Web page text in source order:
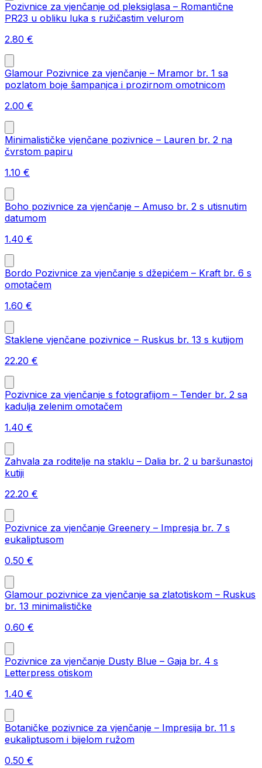
Pozivnice za vjenčanje od pleksiglasa – Romantične
PR23 u obliku luka s ružičastim velurom
2.80 €
Glamour Pozivnice za vjenčanje – Mramor br. 1 sa
pozlatom boje šampanjca i prozirnom omotnicom
2.00 €
Minimalističke vjenčane pozivnice – Lauren br. 2 na
čvrstom papiru
1.10 €
Boho pozivnice za vjenčanje – Amuso br. 2 s utisnutim
datumom
1.40 €
Bordo Pozivnice za vjenčanje s džepićem – Kraft br. 6 s
omotačem
1.60 €
Staklene vjenčane pozivnice – Ruskus br. 13 s kutijom
22.20 €
Pozivnice za vjenčanje s fotografijom – Tender br. 2 sa
kadulja zelenim omotačem
1.40 €
Zahvala za roditelje na staklu – Dalia br. 2 u baršunastoj
kutiji
22.20 €
Pozivnice za vjenčanje Greenery – Impresja br. 7 s
eukaliptusom
0.50 €
Glamour pozivnice za vjenčanje sa zlatotiskom – Ruskus
br. 13 minimalističke
0.60 €
Pozivnice za vjenčanje Dusty Blue – Gaja br. 4 s
Letterpress otiskom
1.40 €
Botaničke pozivnice za vjenčanje – Impresija br. 11 s
eukaliptusom i bijelom ružom
0.50 €